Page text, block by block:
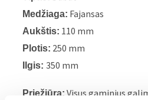
Medžiaga: Fajansas
Aukštis: 110 mm
Plotis: 250 mm
Ilgis:350 mm
Priežiūra: Visus gaminius